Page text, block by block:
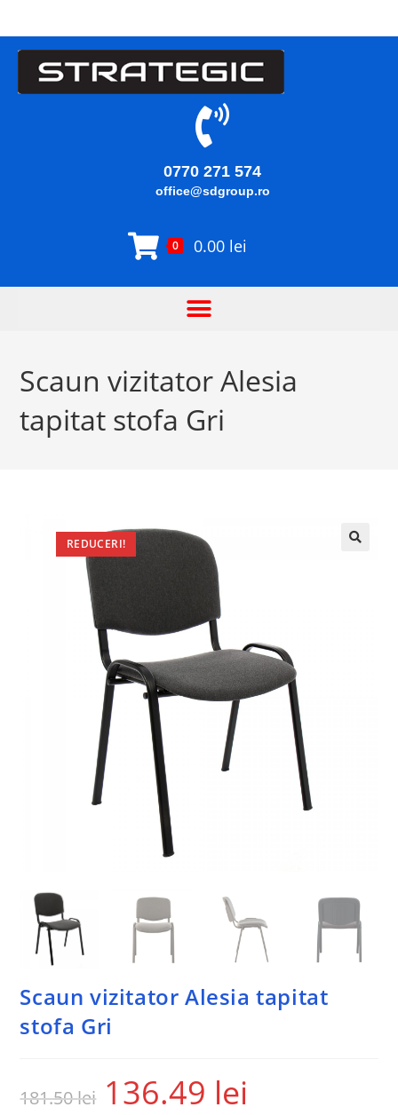
0770 271 574
office@sdgroup.ro
0 0.00 lei
Scaun vizitator Alesia
tapitat stofa Gri
REDUCERI!
Scaun vizitator Alesia tapitat
stofa Gri
181.50lei 136.49 lei